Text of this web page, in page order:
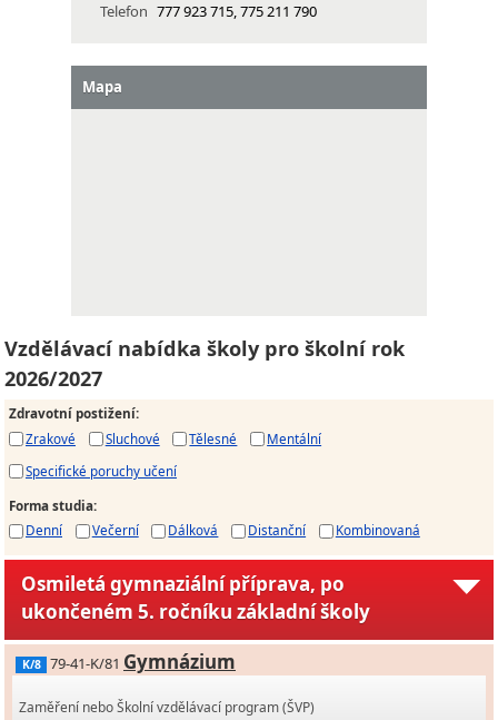
Telefon 777 923 715, 775 211 790
Mapa
Vzdělávací nabídka školy pro školní rok
2026/2027
Zdravotní postižení:
Zrakové
Sluchové Tělesné
Mentální
Specifické poruchy učení
Forma studia:
Denní
Večerní Dálková Distanční Kombinovaná
Osmiletá gymnaziální příprava, po
ukončeném 5. ročníku základní školy
K/8 79-41-K/81 Gymnázium
Zaměření nebo Školní vzdělávací program (ŠVP)